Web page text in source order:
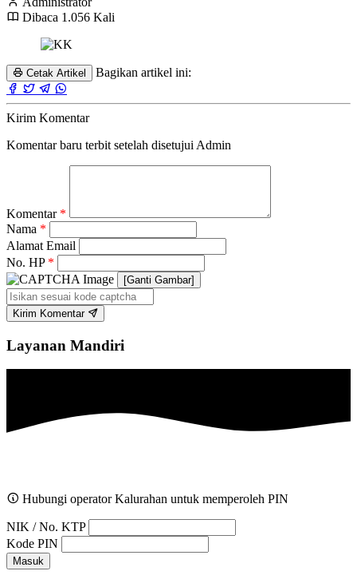
Dibaca 1.056 Kali
Cetak Artikel Bagikan artikel ini:
Kirim Komentar
Komentar baru terbit setelah disetujui Admin
Komentar *
Nama *
Alamat Email
No. HP *
[Ganti Gambar]
Kirim Komentar
Layanan Mandiri
Hubungi operator Kalurahan untuk memperoleh PIN
NIK / No. KTP
Kode PIN
Masuk